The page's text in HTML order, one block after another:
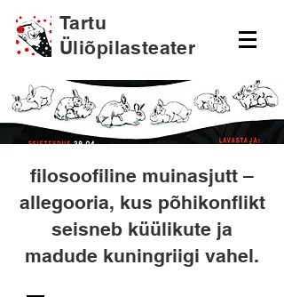
Tartu
Üliõpilasteater
filosoofiline muinasjutt –
allegooria, kus põhikonflikt
seisneb küülikute ja
madude kuningriigi vahel.